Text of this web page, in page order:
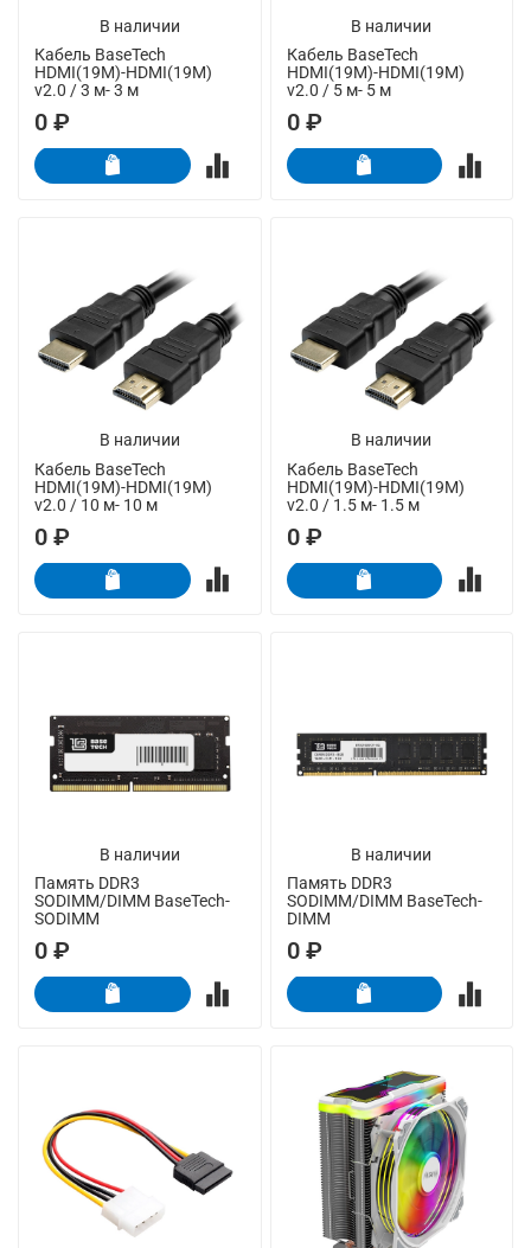
В наличии
Кабель BaseTech
HDMI(19M)-HDMI(19M)
v2.0 / 3 м- 3 м
0 ₽
В наличии
Кабель BaseTech
HDMI(19M)-HDMI(19M)
v2.0 / 5 м- 5 м
0 ₽
В наличии
Кабель BaseTech
HDMI(19M)-HDMI(19M)
v2.0 / 10 м- 10 м
0 ₽
В наличии
Кабель BaseTech
HDMI(19M)-HDMI(19M)
v2.0 / 1.5 м- 1.5 м
0 ₽
В наличии
Память DDR3
SODIMM/DIMM BaseTech-
SODIMM
0 ₽
В наличии
Память DDR3
SODIMM/DIMM BaseTech-
DIMM
0 ₽